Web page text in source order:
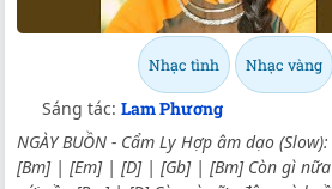
Nhạc tình Nhạc vàng
Sáng tác: Lam Phương
NGÀY BUỒN - Cẩm Ly Hợp âm dạo
[Bm] | [Em] | [D] | [Gb] | [Bm] Còn gì nữa